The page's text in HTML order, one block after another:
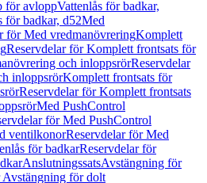
för avloppVattenlås för badkar,
för badkar, d52Med
för Med vredmanövreringKomplett
Reservdelar för Komplett frontsats för
och inloppsrörReservdelar
inloppsrörKomplett frontsats för
Reservdelar för Komplett frontsats
Med PushControl
för Med PushControl
ventilkonorReservdelar för Med
för badkarReservdelar för
AnslutningssatsAvstängning för
Avstängning för dolt